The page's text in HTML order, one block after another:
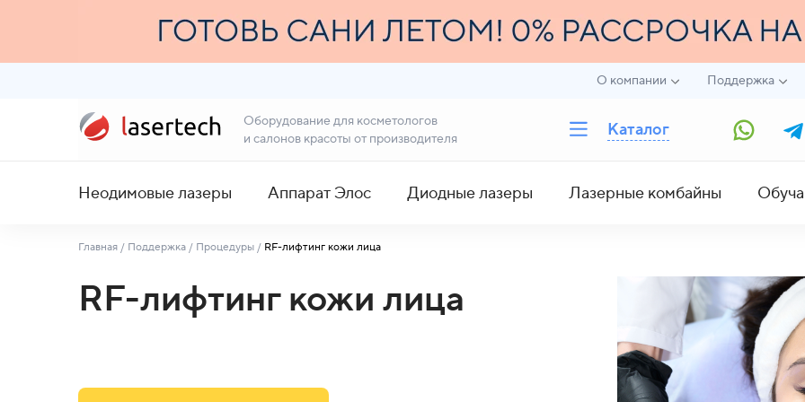
О компании Поддержка
Оборудование для косметологов
и салонов красоты от производителя
Каталог
Неодимовые лазеры Аппарат Элос Диодные лазеры Лазерные комбайны
Главная / Поддержка / Процедуры / RF-лифтинг кожи лица
RF-лифтинг кожи лица